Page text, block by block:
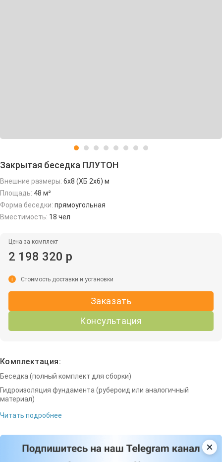
Закрытая беседка ПЛУТОН
Внешние размеры: 6х8 (ХБ 2х6) м
Площадь: 48 м²
Форма беседки: прямоугольная
Вместимость: 18 чел
Цена за комплект
2 198 320 р
Заказать
Консультация
i Стоимость доставки и установки
Комплектация:
Беседка (полный комплект для сборки)
Гидроизоляция фундамента (рубероид или аналогичный
материал)
Читать подробнее